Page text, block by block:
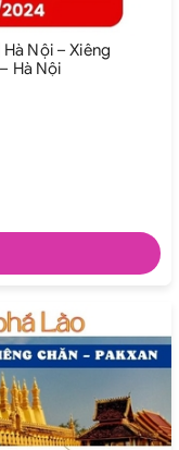
Nội – Xiêng
Hà Nội